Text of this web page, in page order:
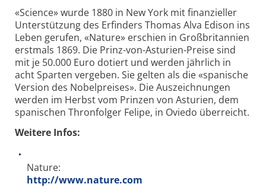
«Science» wurde 1880 in New York mit finanzieller
Unterstützung des Erfinders Thomas Alva Edison ins
Leben gerufen, «Nature» erschien in Großbritannien
erstmals 1869. Die Prinz-von-Asturien-Preise sind
mit je 50.000 Euro dotiert und werden jährlich in
acht Sparten vergeben. Sie gelten als die «spanische
Version des Nobelpreises». Die Auszeichnungen
werden im Herbst vom Prinzen von Asturien, dem
spanischen Thronfolger Felipe, in Oviedo überreicht.
Weitere Infos:
Nature:
http://www.nature.com